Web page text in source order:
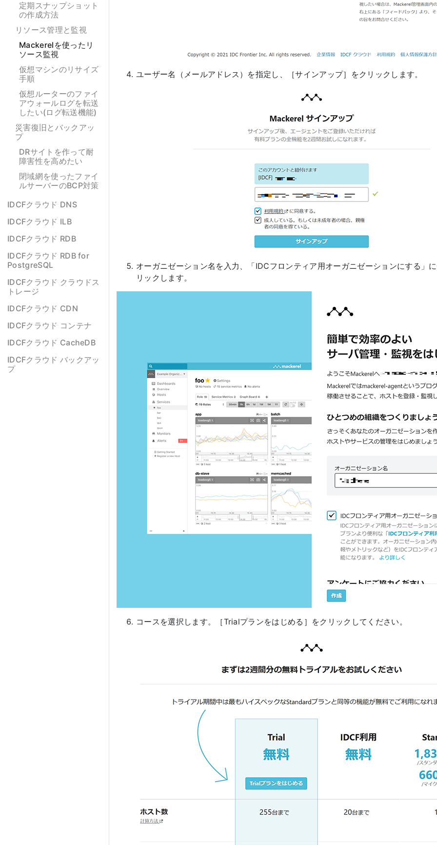
定期スナップショット
の作成方法
リソース管理と監視
Mackerelを使ったリ
ソース監視
仮想マシンのリサイズ
手順
仮想ルーターのファイ
アウォールログを転送
したい(ログ転送機能)
災害復旧とバックアッ
プ
DRサイトを作って耐
障害性を高めたい
閉域網を使ったファイ
ルサーバーのBCP対策
IDCFクラウド DNS
IDCFクラウド ILB
IDCFクラウド RDB
IDCFクラウド RDB for
PostgreSQL
IDCFクラウド クラウドス
トレージ
IDCFクラウド CDN
IDCFクラウド コンテナ
IDCFクラウド CacheDB
IDCFクラウド バックアッ
プ
ユーザー名（メールアドレス）を指定し、［サインアップ］をクリックします。
オーガニゼーション名を入力、「IDCフロンティア用オーガニゼーションにする」
リックします。
コースを選択します。［Trialプランをはじめる］をクリックしてください。